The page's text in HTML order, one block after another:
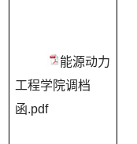
能源动力
工程学院调档
函.pdf